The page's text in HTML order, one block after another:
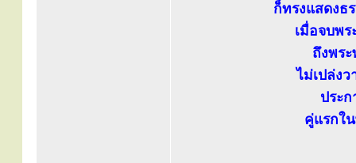
ก็ทรงแสดงธ
เมื่อจบพ
ถึงพร
ไม่เปล่ง
ประ
คู่แรกใ